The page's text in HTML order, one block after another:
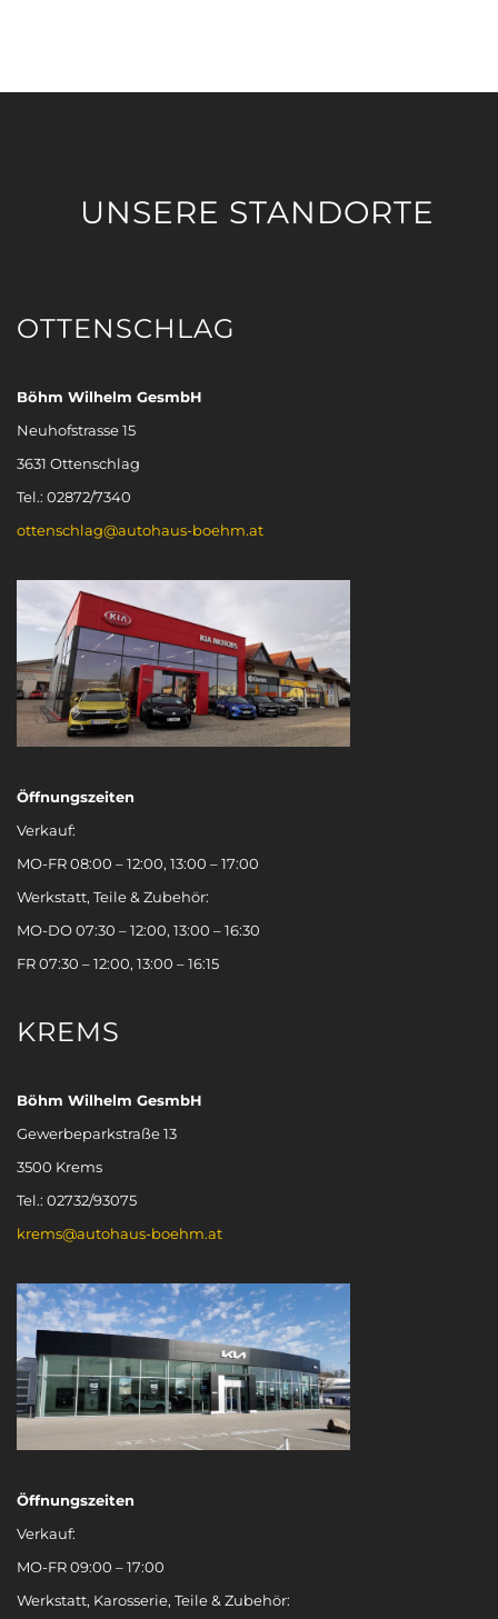
UNSERE STANDORTE
OTTENSCHLAG
Böhm Wilhelm GesmbH
Neuhofstrasse 15
3631 Ottenschlag
Tel.: 02872/7340
ottenschlag@autohaus-boehm.at
Öffnungszeiten
Verkauf:
MO-FR 08:00 – 12:00, 13:00 – 17:00
Werkstatt, Teile & Zubehör:
MO-DO 07:30 – 12:00, 13:00 – 16:30
FR 07:30 – 12:00, 13:00 – 16:15
KREMS
Böhm Wilhelm GesmbH
Gewerbeparkstraße 13
3500 Krems
Tel.: 02732/93075
krems@autohaus-boehm.at
Öffnungszeiten
Verkauf:
MO-FR 09:00 – 17:00
Werkstatt, Karosserie, Teile & Zubehör: